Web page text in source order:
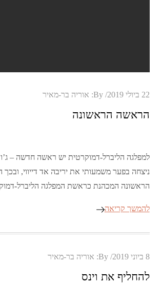
Posted
22 ביולי 2019 By: אוריה בר-מאיר
הראשה הראשונה
למפלגה הליברל-דמוקרטית יש ראשה חדשה – ג’ו
ניצחה בפער משמעותי את יריבה אד דייווי,
הראשונה המכהנת כראשת המפלגה הליברל-
להמשך קריאה
Posted
on
8 ביוני 2019 By: אוריה בר-מאיר
להחליף את וינס